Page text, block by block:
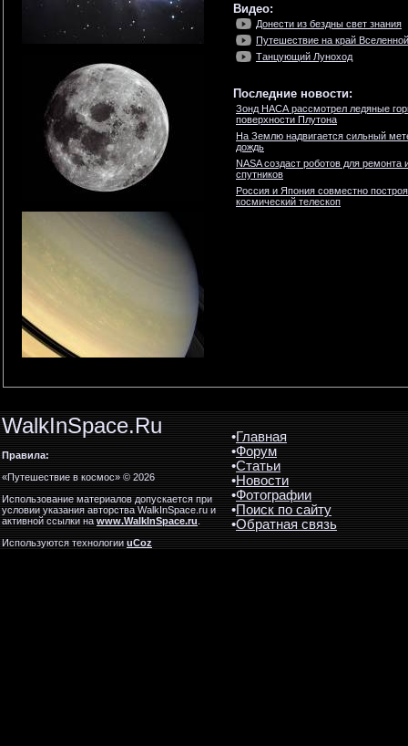
Видео:
Донести из бездны свет знания
Путешествие на край
Танцующий Луноход
Последние новости:
Зонд НАСА рассмотрел ледяные
поверхности Плутона
На Землю надвигается сильный
дождь
NASA создаст роботов для ремонта
спутников
Россия и Япония совместно
космический телескоп
WalkInSpace.Ru
Правила:
«Путешествие в космос» © 2026
Использование материалов допускается при
условии указания авторства WalkInSpace.ru и
активной ссылки наwww.WalkInSpace.ru.
Используются технологииuCoz
•Главная
•Форум
•Статьи
•Новости
•Фотографии
•Поиск по сайту
•Обратная связь